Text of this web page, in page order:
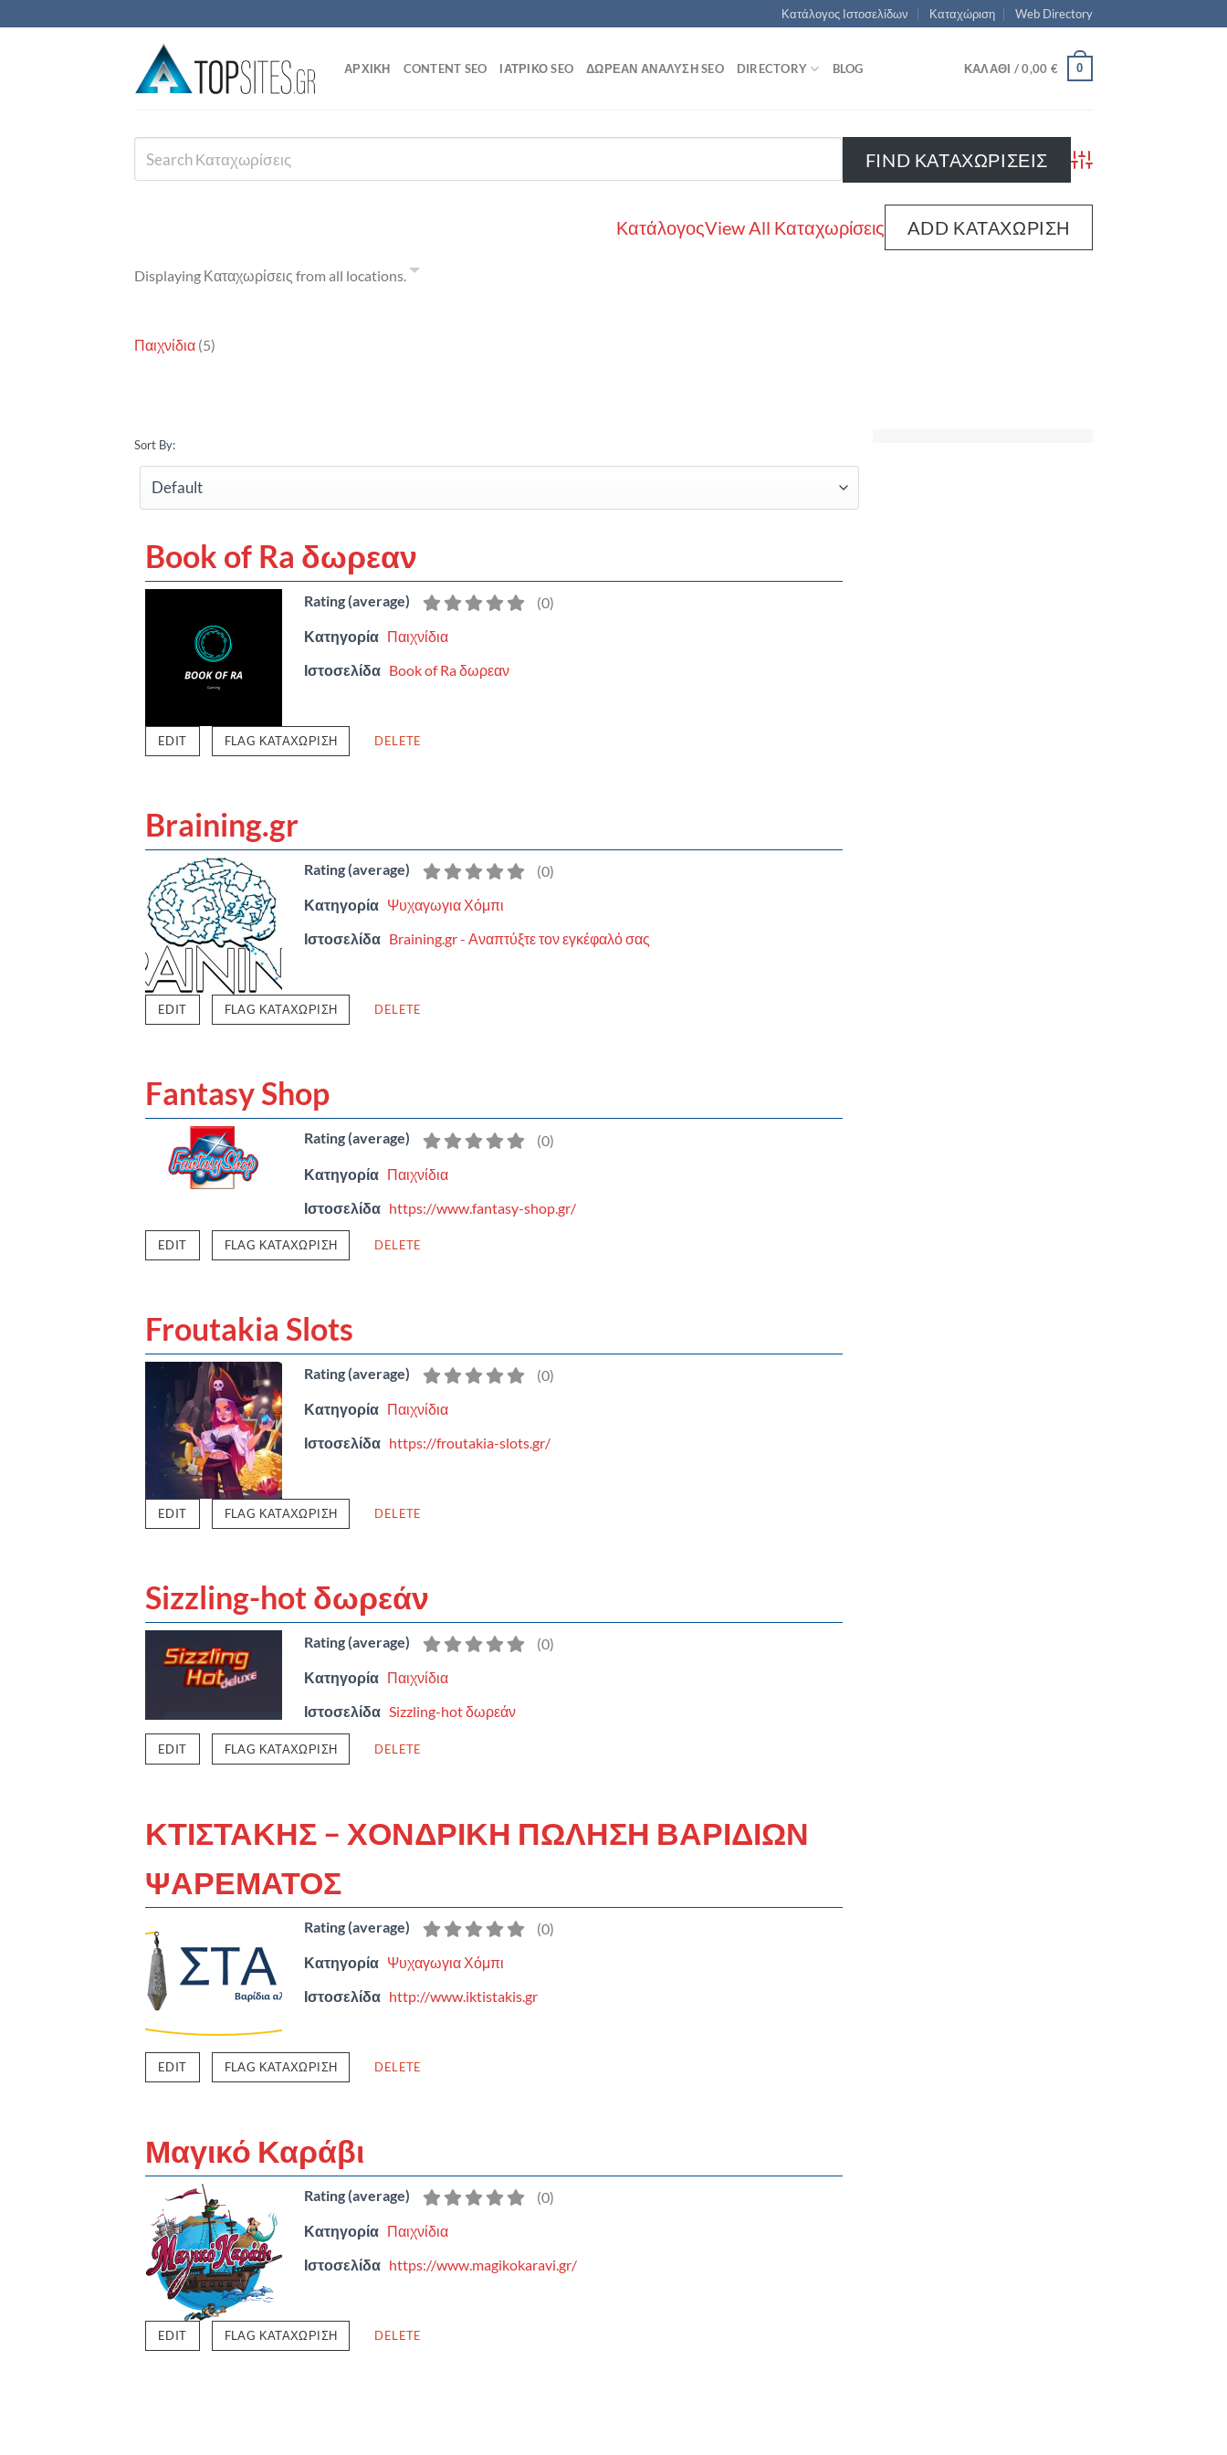
στο
Κατάλογος Ιστοσελίδων Καταχώριση Web Directory
ΑΡΧΙΚΗ CONTENT SEO ΙΑΤΡΙΚΌ SEO ΔΩΡΕΆΝ ΑΝΆΛΥΣΗ SEO DIRECTORY BLOG ΚΑΛΆΘΙ /0,00 € 0
Advanced Search
ΚατάλογοςView All Καταχωρίσεις ADD ΚΑΤΑΧΏΡΙΣΗ
Displaying Καταχωρίσεις from all locations.
Παιχνίδια (5)
Sort By:
Book of Ra δωρεαν
Rating (average) (0)
Κατηγορία Παιχνίδια
Ιστοσελίδα Book of Ra δωρεαν
EDIT FLAG ΚΑΤΑΧΏΡΙΣΗ DELETE
Braining.gr
Rating (average) (0)
Κατηγορία Ψυχαγωγια Χόμπι
Ιστοσελίδα Braining.gr - Αναπτύξτε τον εγκέφαλό σας
EDIT FLAG ΚΑΤΑΧΏΡΙΣΗ DELETE
Fantasy Shop
Rating (average) (0)
Κατηγορία Παιχνίδια
Ιστοσελίδα https://www.fantasy-shop.gr/
EDIT FLAG ΚΑΤΑΧΏΡΙΣΗ DELETE
Froutakia Slots
Rating (average) (0)
Κατηγορία Παιχνίδια
Ιστοσελίδα https://froutakia-slots.gr/
EDIT FLAG ΚΑΤΑΧΏΡΙΣΗ DELETE
Sizzling-hot δωρεάν
Rating (average) (0)
Κατηγορία Παιχνίδια
Ιστοσελίδα Sizzling-hot δωρεάν
EDIT FLAG ΚΑΤΑΧΏΡΙΣΗ DELETE
ΚΤΙΣΤΑΚΗΣ – ΧΟΝΔΡΙΚΗ ΠΩΛΗΣΗ ΒΑΡΙΔΙΩΝ
ΨΑΡΕΜΑΤΟΣ
Rating (average) (0)
Κατηγορία Ψυχαγωγια Χόμπι
Ιστοσελίδα http://www.iktistakis.gr
EDIT FLAG ΚΑΤΑΧΏΡΙΣΗ DELETE
Μαγικό Καράβι
Rating (average) (0)
Κατηγορία Παιχνίδια
Ιστοσελίδα https://www.magikokaravi.gr/
EDIT FLAG ΚΑΤΑΧΏΡΙΣΗ DELETE